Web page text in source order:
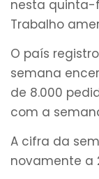
nesta quinta-
Trabalho
O país
semana
de 8.000
com a
A cifra da
novamente a